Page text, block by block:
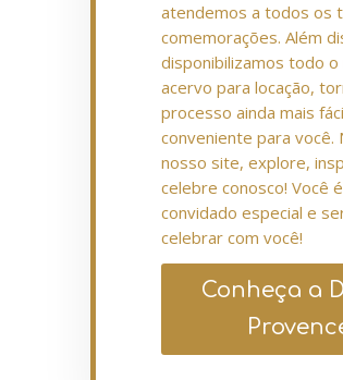
atendemos a todos os
comemorações. Além
disponibilizamos todo o
acervo para locação,
processo ainda mais
conveniente para você.
nosso site, explore,
celebre conosco! Você
convidado especial e
celebrar com você!
Conheça a